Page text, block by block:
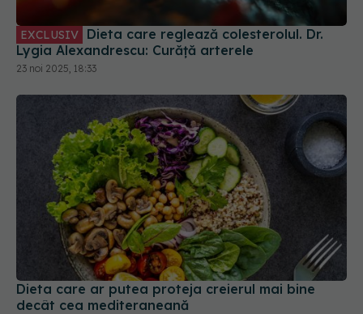
EXCLUSIV
Lygia Alexandrescu: Curăță arterele
23 noi 2025, 18:33
Dieta care ar putea proteja creierul mai bine
decât cea mediteraneană